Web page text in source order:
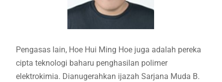
Pengasas lain, Hoe Hui Ming Hoe juga adalah pereka
cipta teknologi baharu penghasilan polimer
elektrokimia. Dianugerahkan ijazah Sarjana Muda B.